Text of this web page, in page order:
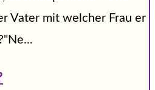
Vater mit welcher Frau er